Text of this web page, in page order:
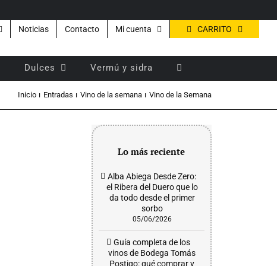
Noticias Contacto Mi cuenta CARRITO
Dulces Vermú y sidra
Inicio Entradas Vino de la semana Vino de la Semana
Lo más reciente
Alba Abiega Desde Zero:
el Ribera del Duero que lo
da todo desde el primer
sorbo
05/06/2026
Guía completa de los
vinos de Bodega Tomás
Postigo: qué comprar y